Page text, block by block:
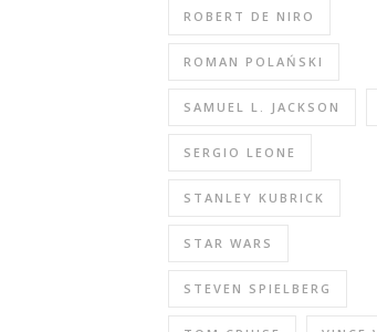
ROBERT DE NIRO
ROMAN POLAŃSKI
SAMUEL L. JACKSON
SERGIO LEONE
STANLEY KUBRICK
STAR WARS
STEVEN SPIELBERG